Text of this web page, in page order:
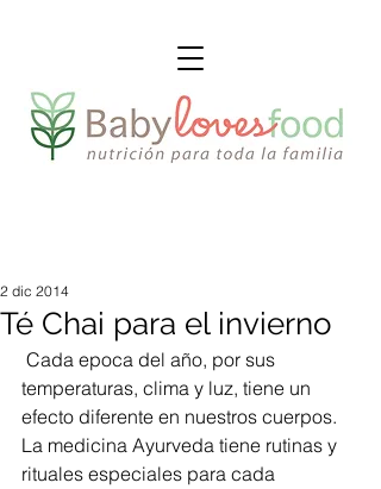
Té Chai para el invierno
2 dic 2014
temperaturas, clima y luz, tiene un
efecto diferente en nuestros cuerpos.
La medicina Ayurveda tiene rutinas y
rituales especiales para cada